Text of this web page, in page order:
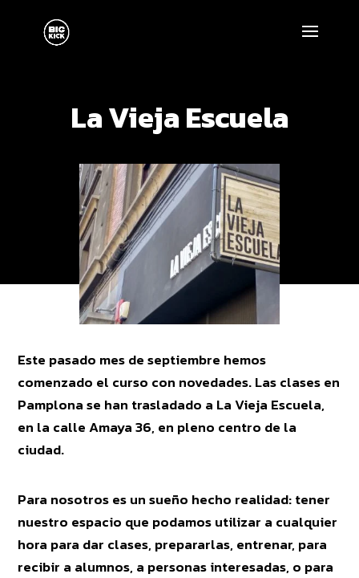
La Vieja Escuela
Este pasado mes de septiembre hemos
comenzado el curso con novedades. Las clases en
Pamplona se han trasladado a La Vieja Escuela,
en la calle Amaya 36, en pleno centro de la
ciudad.
Para nosotros es un sueño hecho realidad: tener
nuestro espacio que podamos utilizar a cualquier
hora para dar clases, prepararlas, entrenar, para
recibir a alumnos, a personas interesadas, o para